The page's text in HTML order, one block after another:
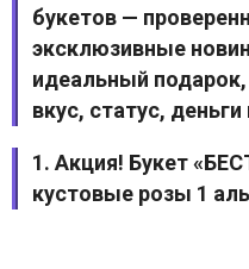
букетов —
эксклюзивные
идеальный
вкус, статус,
1. Акция! Букет
кустовые розы 1